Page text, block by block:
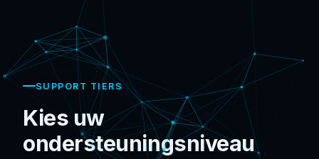
SUPPORT TIERS
Kies uw
ondersteuningsniveau